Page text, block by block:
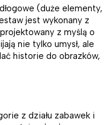
(duże elementy,
jest wykonany z
z myślą o
nie tylko umysł, ale
historie do obrazków,
z działu zabawek i